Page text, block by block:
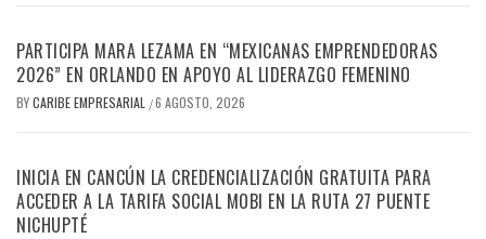
PARTICIPA MARA LEZAMA EN “MEXICANAS EMPRENDEDORAS
2026” EN ORLANDO EN APOYO AL LIDERAZGO FEMENINO
BYCARIBE EMPRESARIAL /6 AGOSTO, 2026
INICIA EN CANCÚN LA CREDENCIALIZACIÓN GRATUITA PARA
ACCEDER A LA TARIFA SOCIAL MOBI EN LA RUTA 27 PUENTE
NICHUPTÉ